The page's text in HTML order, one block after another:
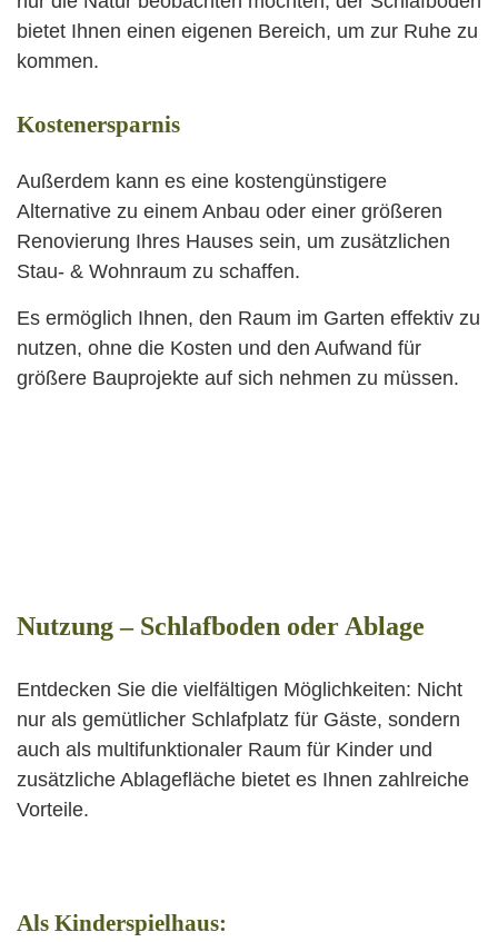
bietet Ihnen einen eigenen Bereich, um zur Ruhe zu
kommen.
Kostenersparnis
Außerdem kann es eine kostengünstigere
Alternative zu einem Anbau oder einer größeren
Renovierung Ihres Hauses sein, um zusätzlichen
Stau- & Wohnraum zu schaffen.
Es ermöglich Ihnen, den Raum im Garten effektiv zu
nutzen, ohne die Kosten und den Aufwand für
größere Bauprojekte auf sich nehmen zu müssen.
Nutzung – Schlafboden oder Ablage
Entdecken Sie die vielfältigen Möglichkeiten: Nicht
nur als gemütlicher Schlafplatz für Gäste, sondern
auch als multifunktionaler Raum für Kinder und
zusätzliche Ablagefläche bietet es Ihnen zahlreiche
Vorteile.
Als Kinderspielhaus: